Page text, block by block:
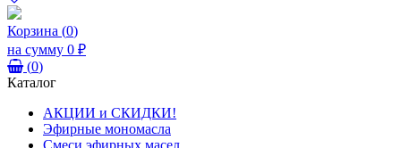
Корзина (0)
на сумму 0 ₽
(0)
Каталог
АКЦИИ и СКИДКИ!
Эфирные мономасла
Смеси эфирных масел